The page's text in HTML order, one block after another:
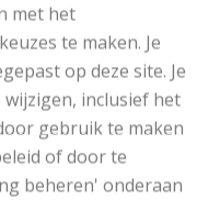
met het
te maken. Je
op deze site. Je
inclusief het
gebruik te maken
of door te
beheren' onderaan